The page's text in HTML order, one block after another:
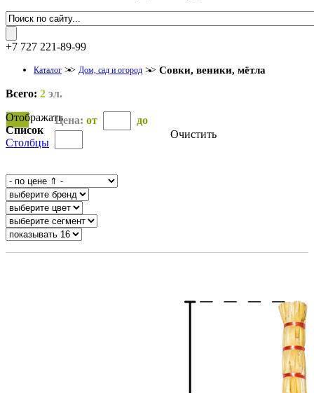
+7 727 221-89-99
Каталог >> Дом, сад и огород >> Совки, веники, мётла
Всего: 2 эл.
Отображать
Список
Столбцы
Цена: от до
Очистить